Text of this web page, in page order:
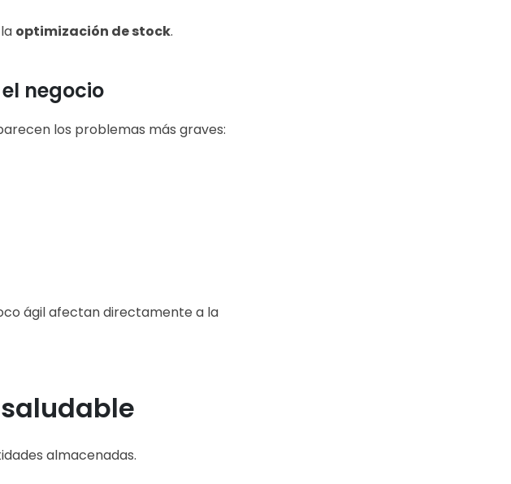
optimización de stock.
negocio
los problemas más graves:
ágil afectan directamente a la
almacenadas.